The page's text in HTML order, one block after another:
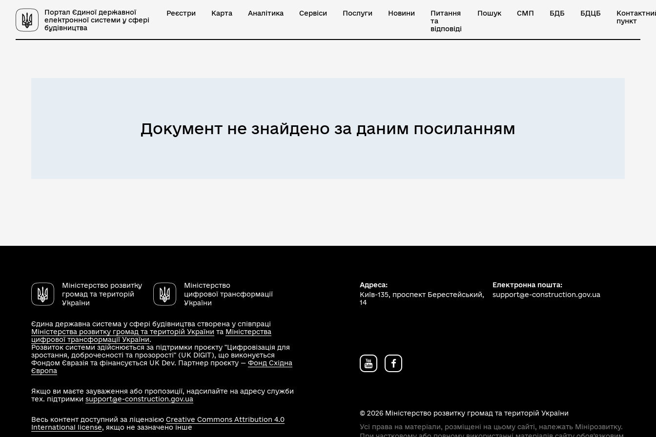
Портал Єдиної державної
електронної системи у сфері
будівництва
Реєстри Карта Аналітика Сервіси Послуги Новини
Питання
та
відповіді
Пошук СМП БДБ БДЦБ
пункт
Документ не знайдено за даним посиланням
Міністерство розвитку
громад та територій
України
Міністерство
цифрової трансформації
України
Єдина державна система у сфері будівництва створена у співпраці
Міністерства розвитку громад та територій України та Міністерства
цифрової трансформації України.
Розвиток системи здійснюється за підтримки проєкту "Цифровізація для
зростання, доброчесності та прозорості" (UK DIGIT), що виконується
Фондом Євразія та фінансується UK Dev. Партнер проєкту — Фонд Східна
Європа
Якщо ви маєте зауваження або пропозиції, надсилайте на адресу служби
тех. підтримки support@e-construction.gov.ua
Весь контент доступний за ліцензією Creative Commons Attribution 4.0
International license, якщо не зазначено інше
Адреса:
Київ-135, проспект Берестейський,
14
Електронна пошта:
support@e-construction.gov.ua
© 2026 Міністерство розвитку громад та територій України
Усі права на матеріали, розміщені на цьому сайті, належать Мінірозвитку.